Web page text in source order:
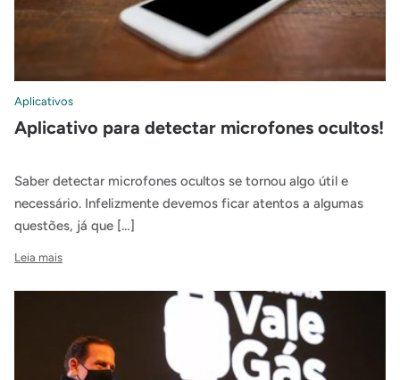
Aplicativos
Aplicativo para detectar microfones ocultos!
Saber detectar microfones ocultos se tornou algo útil e
necessário. Infelizmente devemos ficar atentos a algumas
questões, já que […]
Leia mais